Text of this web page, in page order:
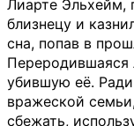
Лиарте Эльхейм,
близнецу и
сна, попав в
Переродившаяся
убившую её.
вражеской
сбежать,